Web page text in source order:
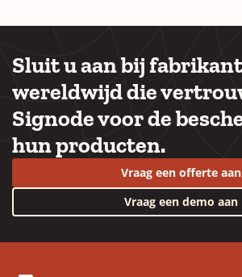
Sluit u aan bij
wereldwijd die
Signode voor de
hun producten.
Vraag een offerte aan
Vraag een demo aan